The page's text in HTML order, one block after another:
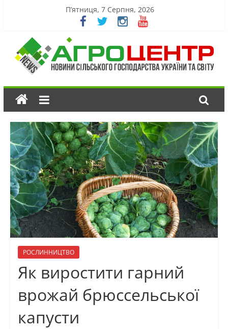
П’ятниця, 7 Серпня, 2026
РОСЛИННИЦТВО
Як виростити гарний
врожай брюссельської
капусти